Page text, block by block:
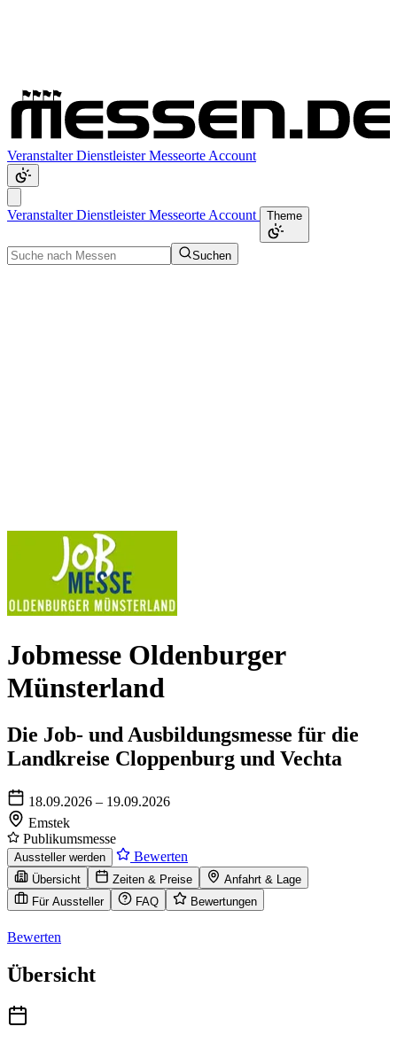
VeranstalterDienstleisterMesseorte Account
VeranstalterDienstleisterMesseorte Account Theme
Suchen
Jobmesse Oldenburger
Münsterland
Die Job- und Ausbildungsmesse für die
Landkreise Cloppenburg und Vechta
18.09.2026 – 19.09.2026
Emstek
Publikumsmesse
Aussteller werden Bewerten
Übersicht Zeiten & Preise
Anfahrt & Lage
Für Aussteller
FAQ Bewertungen
Bewerten
Übersicht